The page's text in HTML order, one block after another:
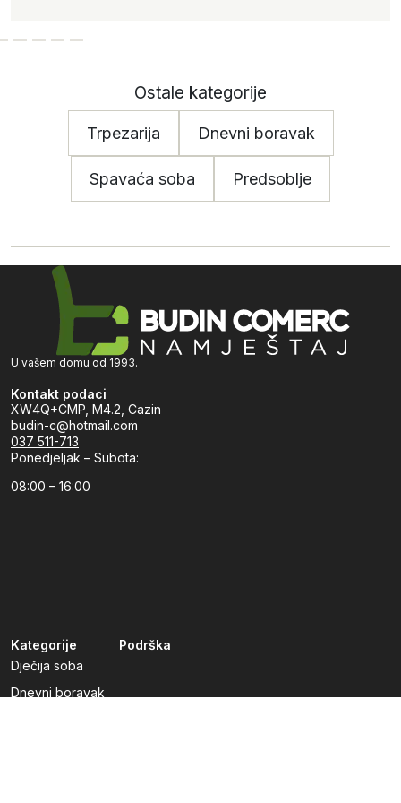
Ostale kategorije
Trpezarija Dnevni boravak
Spavaća soba Predsoblje
U vašem domu od 1993.
Kontakt podaci
XW4Q+CMP, M4.2, Cazin
budin-c@hotmail.com
037 511-713
Ponedjeljak – Subota:
08:00 – 16:00
Kategorije
Dječija soba
Dnevni boravak
Podrška